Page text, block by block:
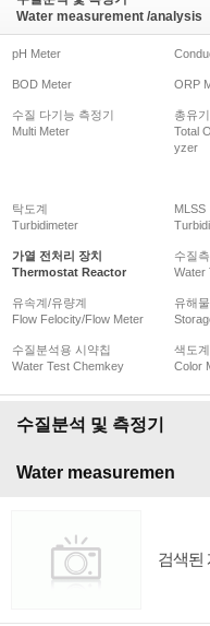
Water measurement /analysis
pH Meter
BOD Meter ORP
수질 다기능 측정기
Multi Meter
총유
Total
yzer
탁도계
Turbidimeter
MLSS
가열 전처리 장치
Thermostat Reactor
수질
Water
유속계/유량계
Flow Felocity/Flow Meter
유해
수질분석용 시약칩
Water Test Chemkey
색도계
Color
수질분석 및 측정기
Water measuremen
검색된